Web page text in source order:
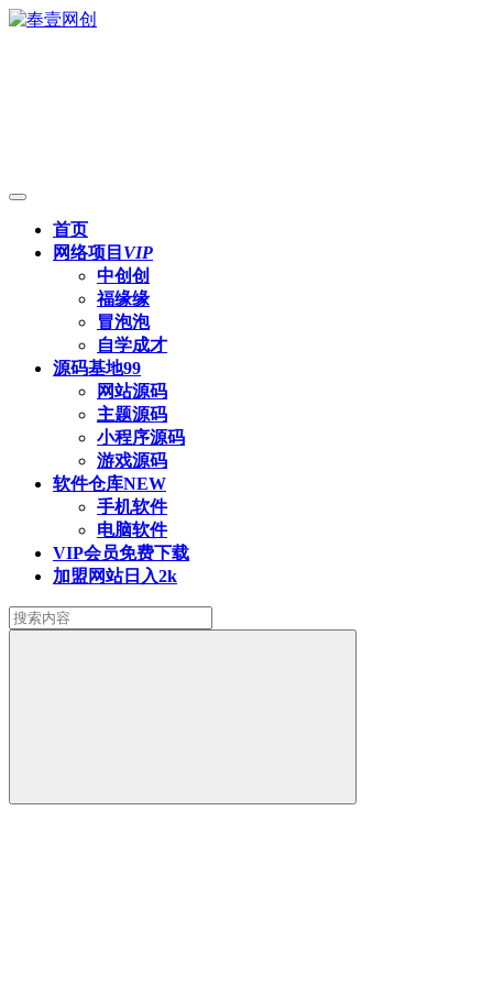
首页
网络项目 VIP
中创创
福缘缘
冒泡泡
自学成才
源码基地99
网站源码
主题源码
小程序源码
游戏源码
软件仓库NEW
手机软件
电脑软件
VIP会员免费下载
加盟网站日入2k